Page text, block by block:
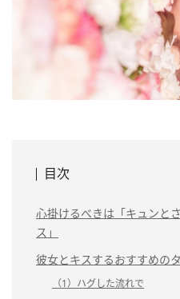
目次
心掛けるべきは「キュンと
ス」
彼女とキスするおすすめの
（1）ハグした流れで